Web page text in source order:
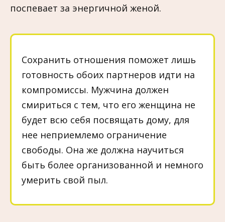
поспевает за энергичной женой.
Сохранить отношения поможет лишь
готовность обоих партнеров идти на
компромиссы. Мужчина должен
смириться с тем, что его женщина не
будет всю себя посвящать дому, для
нее неприемлемо ограничение
свободы. Она же должна научиться
быть более организованной и немного
умерить свой пыл.